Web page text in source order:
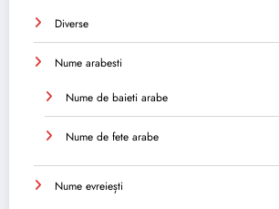
Diverse
Nume arabesti
Nume de baieti arabe
Nume de fete arabe
Nume evreiești